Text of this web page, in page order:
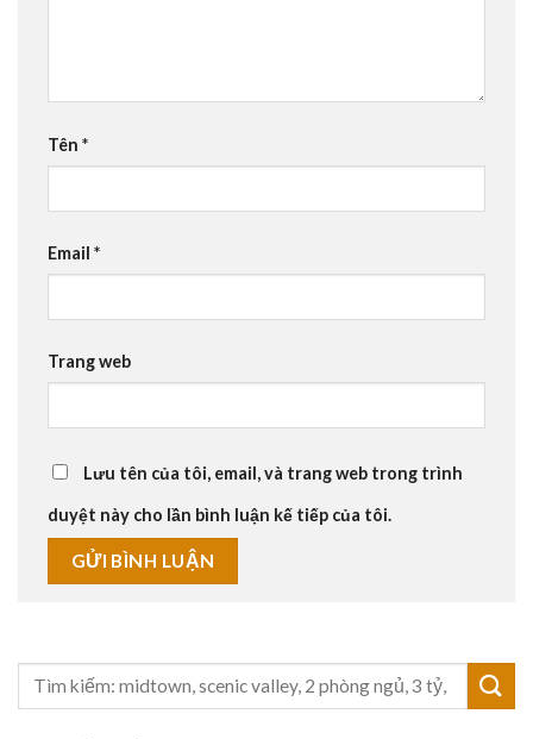
Tên *
Email *
Trang web
Lưu tên của tôi, email, và trang web trong trình
duyệt này cho lần bình luận kế tiếp của tôi.